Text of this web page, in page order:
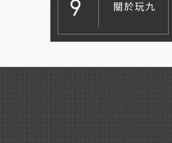
關於玩九